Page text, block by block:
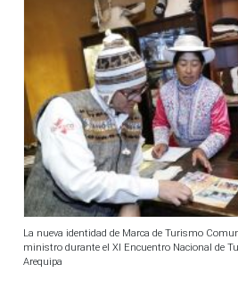
La nueva identidad de Marca de Turismo
ministro durante el XI Encuentro Nacional de
Arequipa